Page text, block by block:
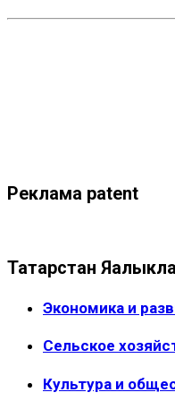
Реклама patent
Татарстан
Экономика и
Сельское
Культура и